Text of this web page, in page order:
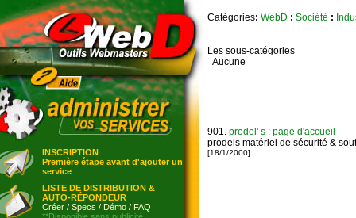
INSCRIPTION
Première étape avant d'ajouter un
service
LISTE DE DISTRIBUTION &
AUTO-RÉPONDEUR
Créer / Specs / Démo / FAQ
Catégories: WebD : Société :
Les sous-catégories
Aucune
901. prodel' s : page d'accueil
prodels matériel de sécurité &
[18/1/2000]